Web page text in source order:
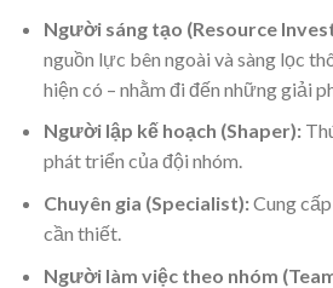
Người sáng tạo (Resource
nguồn lực bên ngoài và sàng lọc
hiện có – nhằm đi đến những giải
Người lập kế hoạch (Shaper):
phát triển của đội nhóm.
Chuyên gia (Specialist):Cung
cần thiết.
Người làm việc theo nhóm